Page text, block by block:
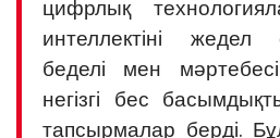
цифрлық
интеллектіні жедел
беделі мен
негізгі бес
тапсырмалар берді.